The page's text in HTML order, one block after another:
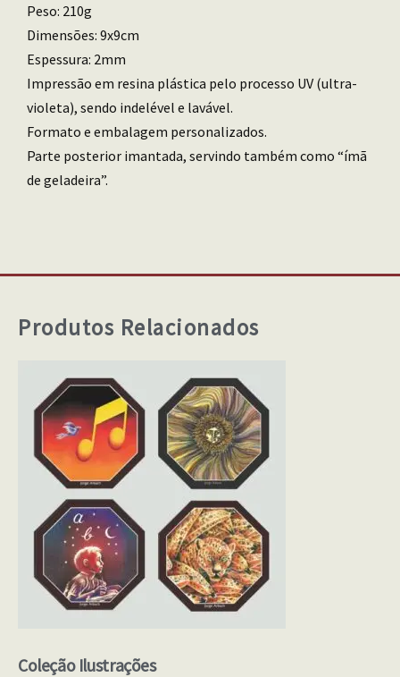
Peso: 210g
Dimensões: 9x9cm
Espessura: 2mm
Impressão em resina plástica pelo processo UV (ultra-
violeta), sendo indelével e lavável.
Formato e embalagem personalizados.
Parte posterior imantada, servindo também como “ímã
de geladeira”.
Produtos Relacionados
Coleção Ilustrações